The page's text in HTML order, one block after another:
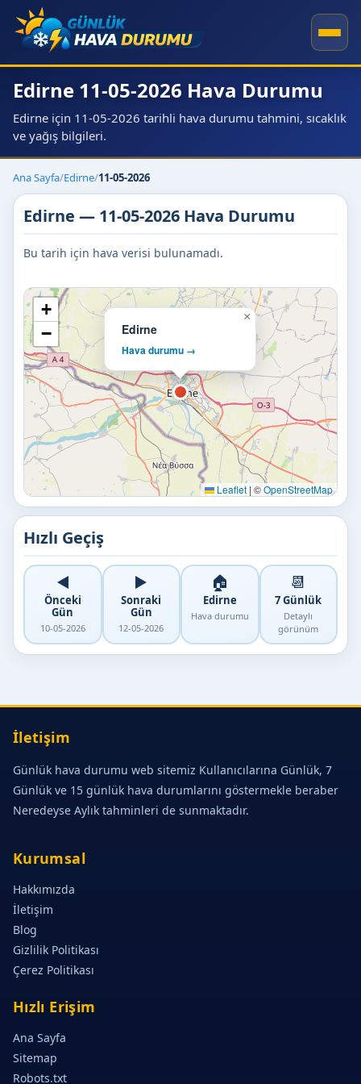
Edirne 11-05-2026 Hava Durumu
Edirne için 11-05-2026 tarihli hava durumu tahmini, sıcaklık
ve yağış bilgileri.
Ana Sayfa/Edirne/11-05-2026
Edirne — 11-05-2026 Hava Durumu
Bu tarih için hava verisi bulunamadı.
Edirne
Hava durumu →
×
+
−
Leaflet | ©OpenStreetMap
Hızlı Geçiş
◀️
Önceki
Gün
10-05-2026
▶️
Sonraki
Gün
12-05-2026
🏠
Edirne
Hava durumu
📆
7 Günlük
Detaylı
görünüm
İletişim
Günlük hava durumu web sitemiz Kullanıcılarına Günlük, 7
Günlük ve 15 günlük hava durumlarını göstermekle beraber
Neredeyse Aylık tahminleri de sunmaktadır.
Kurumsal
Hakkımızda
İletişim
Blog
Gizlilik Politikası
Çerez Politikası
Hızlı Erişim
Ana Sayfa
Sitemap
Robots.txt